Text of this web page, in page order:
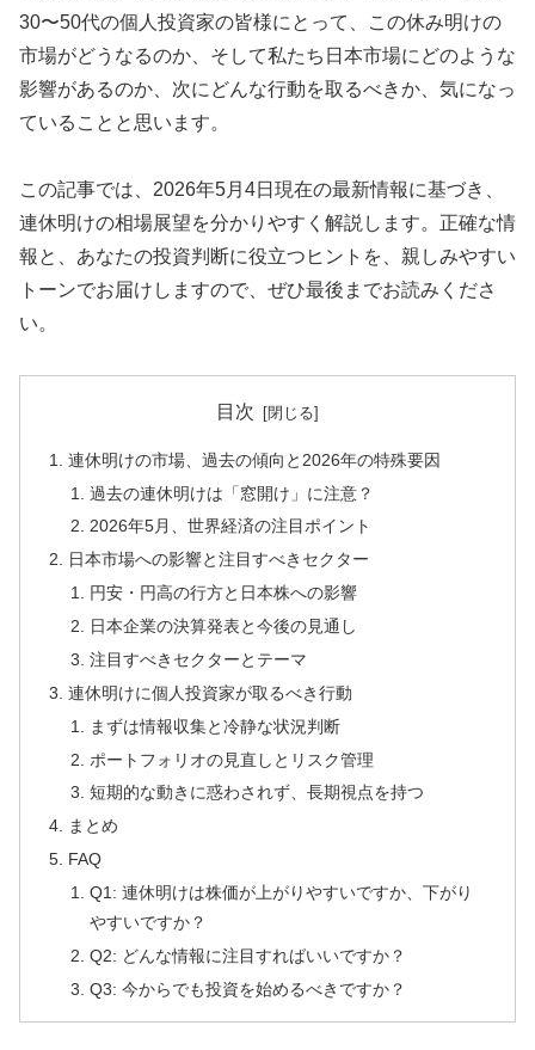
30〜50代の個人投資家の皆様にとって、この休み明けの
市場がどうなるのか、そして私たち日本市場にどのような
影響があるのか、次にどんな行動を取るべきか、気になっ
ていることと思います。
この記事では、2026年5月4日現在の最新情報に基づき、
連休明けの相場展望を分かりやすく解説します。正確な情
報と、あなたの投資判断に役立つヒントを、親しみやすい
トーンでお届けしますので、ぜひ最後までお読みくださ
い。
目次
連休明けの市場、過去の傾向と2026年の特殊要因
過去の連休明けは「窓開け」に注意？
2026年5月、世界経済の注目ポイント
日本市場への影響と注目すべきセクター
円安・円高の行方と日本株への影響
日本企業の決算発表と今後の見通し
注目すべきセクターとテーマ
連休明けに個人投資家が取るべき行動
まずは情報収集と冷静な状況判断
ポートフォリオの見直しとリスク管理
短期的な動きに惑わされず、長期視点を持つ
まとめ
FAQ
Q1: 連休明けは株価が上がりやすいですか、下がり
やすいですか？
Q2: どんな情報に注目すればいいですか？
Q3: 今からでも投資を始めるべきですか？